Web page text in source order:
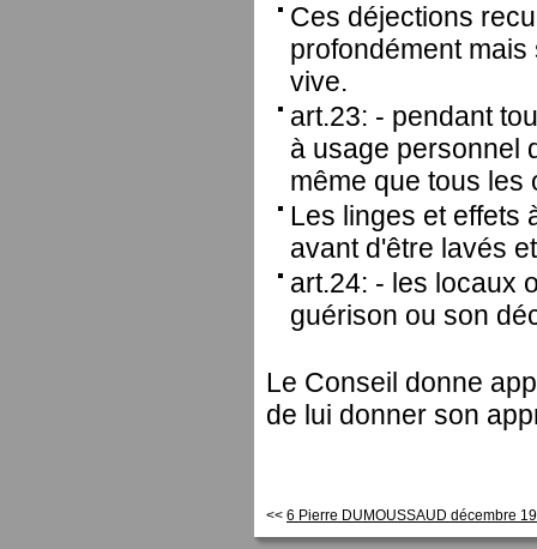
Ces déjections
profondément
vive.
art.23: - pendant
à usage personnel
même que tous les
Les linges et effets
avant d'être lavés
art.24: - les locaux
guérison ou son
Le Conseil donne
de lui donner son
<< 6 Pierre DUMOUSSAUD décembre